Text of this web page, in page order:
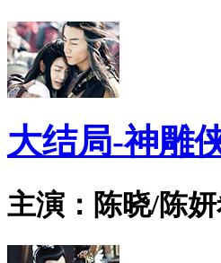
大结局-神雕
主演：陈晓/陈